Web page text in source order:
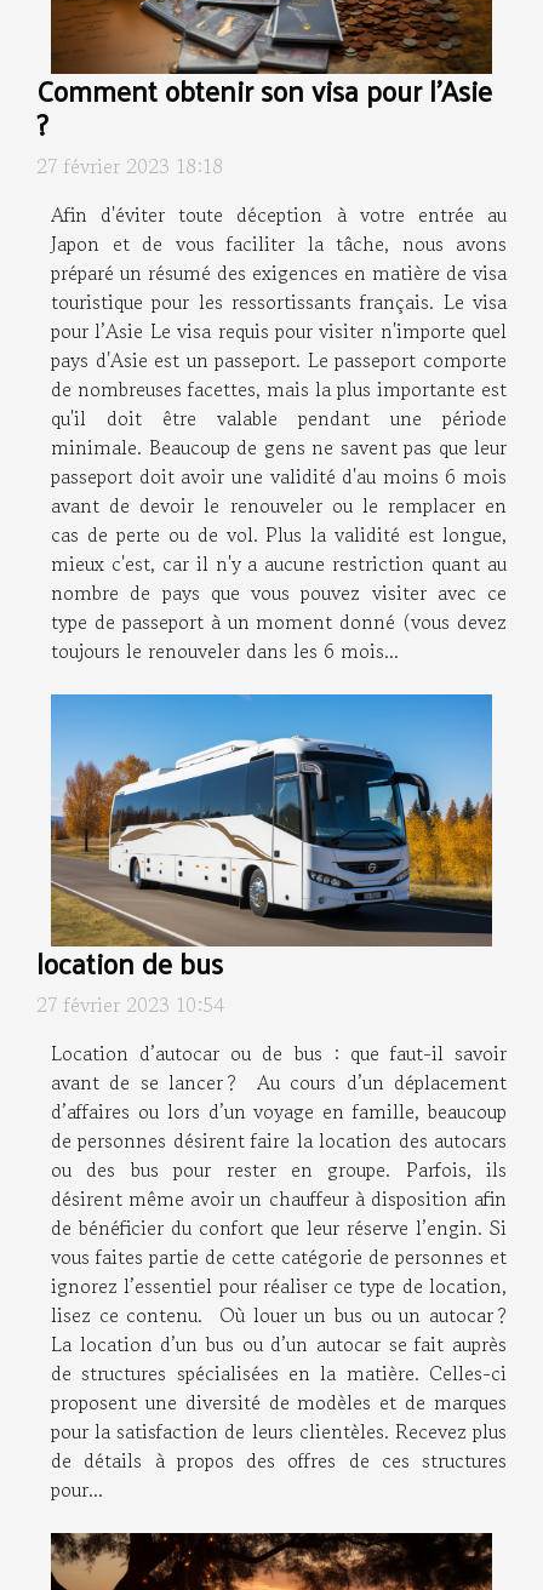
Comment obtenir son visa pour l'Asie
?
27 février 2023 18:18
Afin d'éviter toute déception à votre entrée au
Japon et de vous faciliter la tâche, nous avons
préparé un résumé des exigences en matière de visa
touristique pour les ressortissants français. Le visa
pour l’Asie Le visa requis pour visiter n'importe quel
pays d'Asie est un passeport. Le passeport comporte
de nombreuses facettes, mais la plus importante est
qu'il doit être valable pendant une période
minimale. Beaucoup de gens ne savent pas que leur
passeport doit avoir une validité d'au moins 6 mois
avant de devoir le renouveler ou le remplacer en
cas de perte ou de vol. Plus la validité est longue,
mieux c'est, car il n'y a aucune restriction quant au
nombre de pays que vous pouvez visiter avec ce
type de passeport à un moment donné (vous devez
toujours le renouveler dans les 6 mois...
location de bus
27 février 2023 10:54
Location d’autocar ou de bus : que faut-il savoir
avant de se lancer ? Au cours d’un déplacement
d’affaires ou lors d’un voyage en famille, beaucoup
de personnes désirent faire la location des autocars
ou des bus pour rester en groupe. Parfois, ils
désirent même avoir un chauffeur à disposition afin
de bénéficier du confort que leur réserve l’engin. Si
vous faites partie de cette catégorie de personnes et
ignorez l’essentiel pour réaliser ce type de location,
lisez ce contenu. Où louer un bus ou un autocar ?
La location d’un bus ou d’un autocar se fait auprès
de structures spécialisées en la matière. Celles-ci
proposent une diversité de modèles et de marques
pour la satisfaction de leurs clientèles. Recevez plus
de détails à propos des offres de ces structures
pour...